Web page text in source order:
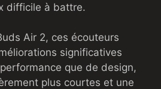
difficile à battre.
Air 2, ces écouteurs
significatives
que de design,
plus courtes et une